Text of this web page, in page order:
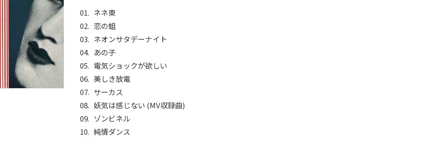
ネネ東
恋の蛆
ネオンサタデーナイト
あの子
電気ショックが欲しい
美しき放電
サーカス
妖気は感じない (MV収録曲)
ゾンビネル
純情ダンス